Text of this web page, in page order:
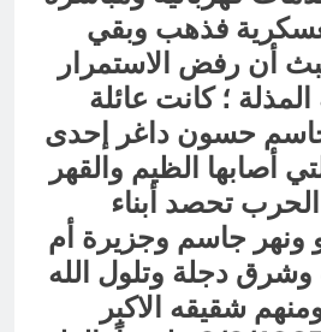
فذهب وبقي
أن رفض الاستمرار
؛ كانت عائلة
حسون داغر إحدى
أصابها الظيم والقهر
تحصد أبناء
ونهر جاسم وجزيرة أم
دجلة وتلول الله
شقيقه الاكبر